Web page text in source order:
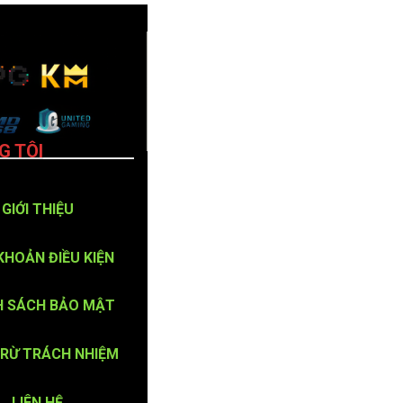
TÔI
GIỚI THIỆU
ĐIỀU KIỆN
SÁCH BẢO MẬT
TRÁCH NHIỆM